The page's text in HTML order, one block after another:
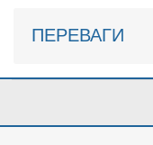
ПЕРЕВАГИ